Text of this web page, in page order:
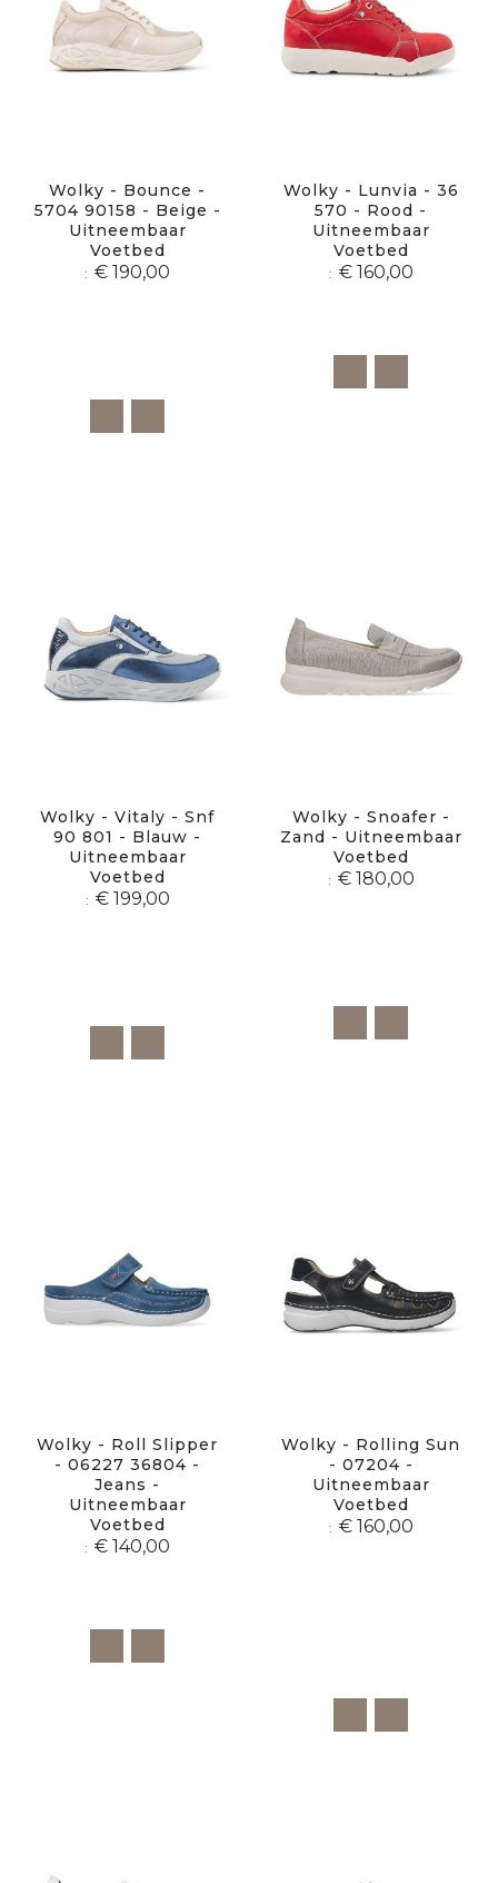
Wolky - Bounce -
5704 90158 - Beige -
Uitneembaar
Voetbed
€ 190,00
Wolky - Lunvia - 36
570 - Rood -
Uitneembaar
Voetbed
€ 160,00
Wolky - Vitaly - Snf
90 801 - Blauw -
Uitneembaar
Voetbed
€ 199,00
Wolky - Snoafer -
Zand - Uitneembaar
Voetbed
€ 180,00
Wolky - Roll Slipper
- 06227 36804 -
Jeans -
Uitneembaar
Voetbed
€ 140,00
Wolky - Rolling Sun
- 07204 -
Uitneembaar
Voetbed
€ 160,00